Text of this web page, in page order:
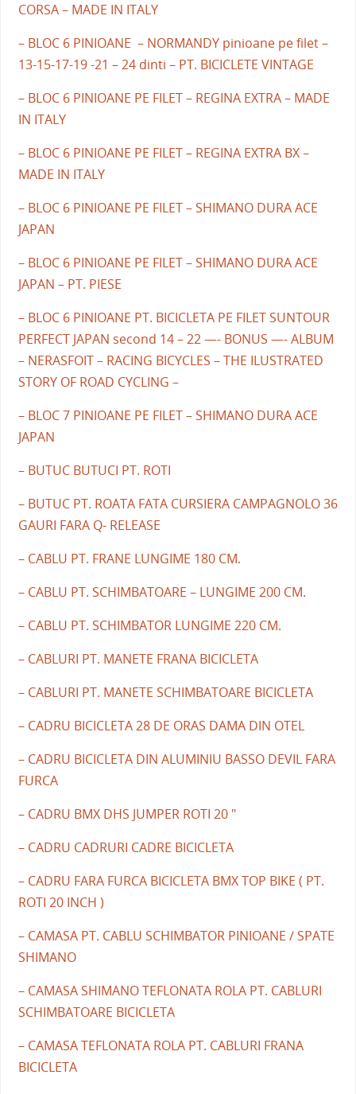
CORSA – MADE IN ITALY
– BLOC 6 PINIOANE – NORMANDY pinioane pe filet –
13-15-17-19 -21 – 24 dinti – PT. BICICLETE VINTAGE
– BLOC 6 PINIOANE PE FILET – REGINA EXTRA – MADE
IN ITALY
– BLOC 6 PINIOANE PE FILET – REGINA EXTRA BX –
MADE IN ITALY
– BLOC 6 PINIOANE PE FILET – SHIMANO DURA ACE
JAPAN
– BLOC 6 PINIOANE PE FILET – SHIMANO DURA ACE
JAPAN – PT. PIESE
– BLOC 6 PINIOANE PT. BICICLETA PE FILET SUNTOUR
PERFECT JAPAN second 14 – 22 —- BONUS —- ALBUM
– NERASFOIT – RACING BICYCLES – THE ILUSTRATED
STORY OF ROAD CYCLING –
– BLOC 7 PINIOANE PE FILET – SHIMANO DURA ACE
JAPAN
– BUTUC BUTUCI PT. ROTI
– BUTUC PT. ROATA FATA CURSIERA CAMPAGNOLO 36
GAURI FARA Q- RELEASE
– CABLU PT. FRANE LUNGIME 180 CM.
– CABLU PT. SCHIMBATOARE – LUNGIME 200 CM.
– CABLU PT. SCHIMBATOR LUNGIME 220 CM.
– CABLURI PT. MANETE FRANA BICICLETA
– CABLURI PT. MANETE SCHIMBATOARE BICICLETA
– CADRU BICICLETA 28 DE ORAS DAMA DIN OTEL
– CADRU BICICLETA DIN ALUMINIU BASSO DEVIL FARA
FURCA
– CADRU BMX DHS JUMPER ROTI 20 "
– CADRU CADRURI CADRE BICICLETA
– CADRU FARA FURCA BICICLETA BMX TOP BIKE ( PT.
ROTI 20 INCH )
– CAMASA PT. CABLU SCHIMBATOR PINIOANE / SPATE
SHIMANO
– CAMASA SHIMANO TEFLONATA ROLA PT. CABLURI
SCHIMBATOARE BICICLETA
– CAMASA TEFLONATA ROLA PT. CABLURI FRANA
BICICLETA